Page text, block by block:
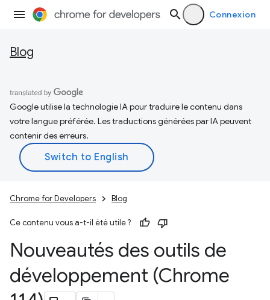
Connexion
Blog
Google utilise la technologie IA pour traduire le contenu dans
votre langue préférée. Les traductions générées par IA peuvent
contenir des erreurs.
Chrome for Developers Blog
Ce contenu vous a-t-il été utile ?
Nouveautés des outils de
développement (Chrome